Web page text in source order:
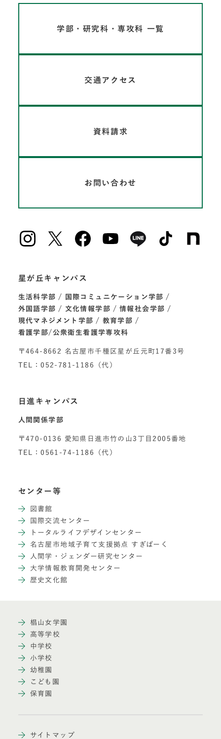
学部・研究科・専攻科 一覧
交通アクセス
資料請求
お問い合わせ
星が丘キャンパス
生活科学部
国際コミュニケーション学部
外国語学部
文化情報学部
情報社会学部
現代マネジメント学部
教育学部
看護学部/公衆衛生看護学専攻科
〒464-8662 名古屋市千種区星が丘元町17番3号
TEL：052-781-1186（代）
日進キャンパス
人間関係学部
〒470-0136 愛知県日進市竹の山3丁目2005番地
TEL：0561-74-1186（代）
センター等
図書館
国際交流センター
トータルライフデザインセンター
名古屋市地域子育て支援拠点 すぎぱーく
人間学・ジェンダー研究センター
大学情報教育開発センター
歴史文化館
椙山女学園
高等学校
中学校
小学校
幼稚園
こども園
保育園
サイトマップ